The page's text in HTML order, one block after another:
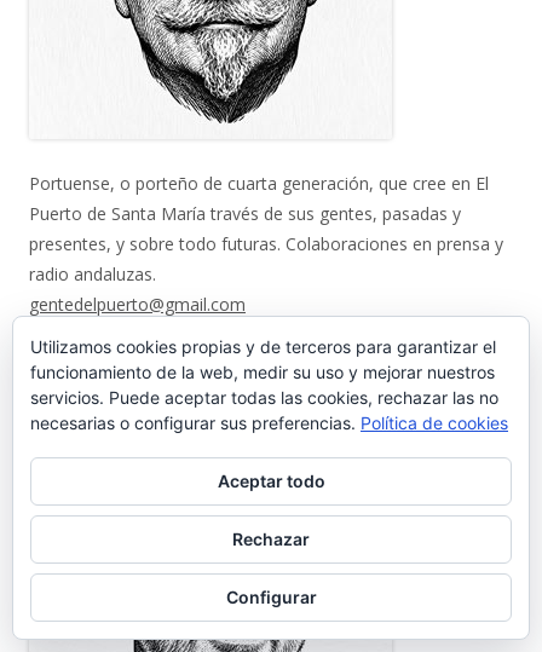
Portuense, o porteño de cuarta generación, que cree en El
Puerto de Santa María través de sus gentes, pasadas y
presentes, y sobre todo futuras. Colaboraciones en prensa y
radio andaluzas.
gentedelpuerto@gmail.com
Editor: José Luis Fernández Fuillerat
Utilizamos cookies propias y de terceros para garantizar el
funcionamiento de la web, medir su uso y mejorar nuestros
servicios. Puede aceptar todas las cookies, rechazar las no
necesarias o configurar sus preferencias. Política de cookies
Aceptar todo
Rechazar
Configurar